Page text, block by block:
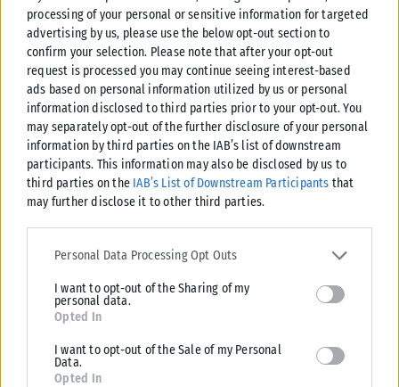
processing of your personal or sensitive information for targeted
advertising by us, please use the below opt-out section to
confirm your selection. Please note that after your opt-out
request is processed you may continue seeing interest-based
ads based on personal information utilized by us or personal
information disclosed to third parties prior to your opt-out. You
may separately opt-out of the further disclosure of your personal
information by third parties on the IAB’s list of downstream
participants. This information may also be disclosed by us to
third parties on the IAB’s List of Downstream Participants that
may further disclose it to other third parties.
Please note that this website/app uses one or more Google
services and may gather and store information including but not
deny consent to Google and its third-party tags to use your data
for below specified purposes in below Google consent section.
Personal Data Processing Opt Outs
I want to opt-out of the Sharing of my
personal data.
Opted In
I want to opt-out of the Sale of my Personal
Data.
Opted In
τις επιχειρήσεις, καθώς αυξάνει το κόστος παραγωγής και
λειτουργίας. Αυτό έχει ως αποτέλεσμα την άνοδο των τιμών
προϊόντων και υπηρεσιών, τη μείωση της κατανάλωσης και
τον περιορισμό των επενδύσεων. Παράλληλα, πολλές
επιχειρήσεις δυσκολεύονται να παραμείνουν ανταγωνιστικές
απέναντι σε άλλες ευρωπαϊκές αγορές με χαμηλότερο
ενεργειακό κόστος. Επιπλέον, η οικονομική αβεβαιότητα που
προκαλεί η ενεργειακή κρίση μπορεί να επιβραδύνει την
ανάπτυξη και να επηρεάσει αρνητικά την απασχόληση. Για
αυτό, η μετάβαση σε πιο φθηνές και βιώσιμες μορφές
ενέργειας θεωρείται απαραίτητη για τη μακροπρόθεσμη
Ποια είναι η οικονομικότερη μορφή ενέργειας για ένα σπίτι
«Σήμερα, για ένα σπίτι επιφάνειας 100 τ.μ. μιας τετραμελούς